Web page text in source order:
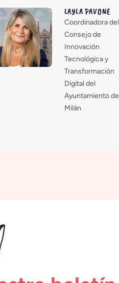
LAYLA PAVONE
Coordinadora del
Consejo de
Innovación
Tecnológica y
Transformación
Digital del
Ayuntamiento de
Milán